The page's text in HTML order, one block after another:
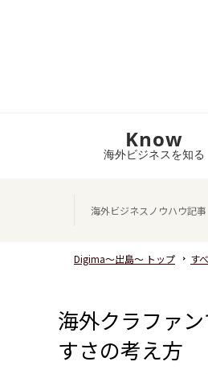
Know
海外ビジネスを知る
海外ビジネスノウハウ記事
Digima～出島～ トップ す
海外クラファ
すさの考え方